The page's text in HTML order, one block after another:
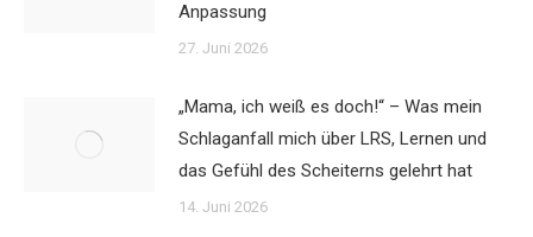
Anpassung
27. Juni 2026
„Mama, ich weiß es doch!“ – Was mein
Schlaganfall mich über LRS, Lernen und
das Gefühl des Scheiterns gelehrt hat
14. Juni 2026